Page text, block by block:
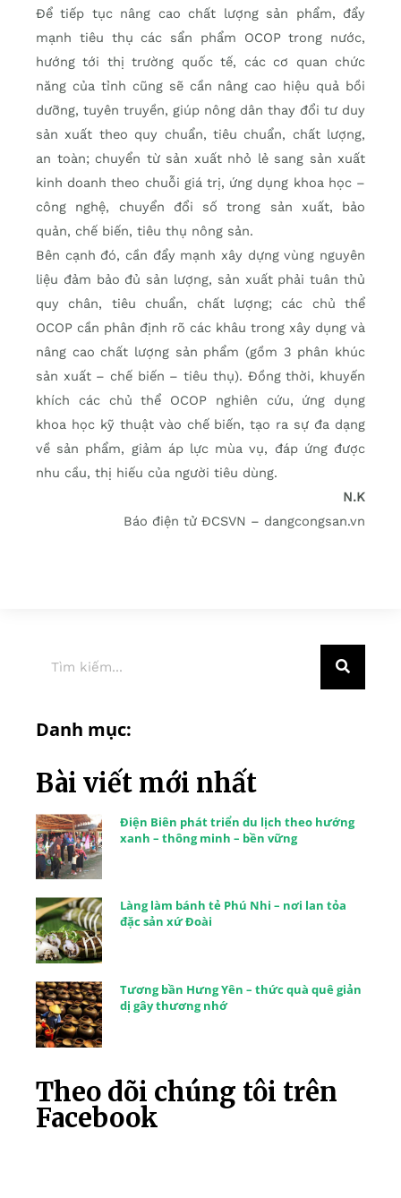
Để tiếp tục nâng cao chất lượng sản phẩm, đẩy
mạnh tiêu thụ các sẩn phẩm OCOP trong nước,
hướng tới thị trường quốc tế, các cơ quan chức
năng của tỉnh cũng sẽ cần nâng cao hiệu quả bồi
dưỡng, tuyên truyền, giúp nông dân thay đổi tư duy
sản xuất theo quy chuẩn, tiêu chuẩn, chất lượng,
an toàn; chuyển từ sản xuất nhỏ lẻ sang sản xuất
kinh doanh theo chuỗi giá trị, ứng dụng khoa học –
công nghệ, chuyển đổi số trong sản xuất, bảo
quản, chế biến, tiêu thụ nông sản.
Bên cạnh đó, cần đẩy mạnh xây dựng vùng nguyên
liệu đảm bảo đủ sản lượng, sản xuất phải tuân thủ
quy chân, tiêu chuẩn, chất lượng; các chủ thể
OCOP cần phân định rõ các khâu trong xây dụng và
nâng cao chất lượng sản phẩm (gồm 3 phân khúc
sản xuất – chế biến – tiêu thụ). Đồng thời, khuyến
khích các chủ thể OCOP nghiên cứu, ứng dụng
khoa học kỹ thuật vào chế biến, tạo ra sự đa dạng
về sản phẩm, giảm áp lực mùa vụ, đáp ứng được
nhu cầu, thị hiếu của người tiêu dùng.
N.K
Báo điện tử ĐCSVN – dangcongsan.vn
Danh mục:
Bài viết mới nhất
Điện Biên phát triển du lịch theo hướng
xanh – thông minh – bền vững
Làng làm bánh tẻ Phú Nhi – nơi lan tỏa
đặc sản xứ Đoài
Tương bần Hưng Yên – thức quà quê giản
dị gây thương nhớ
Theo dõi chúng tôi trên
Facebook